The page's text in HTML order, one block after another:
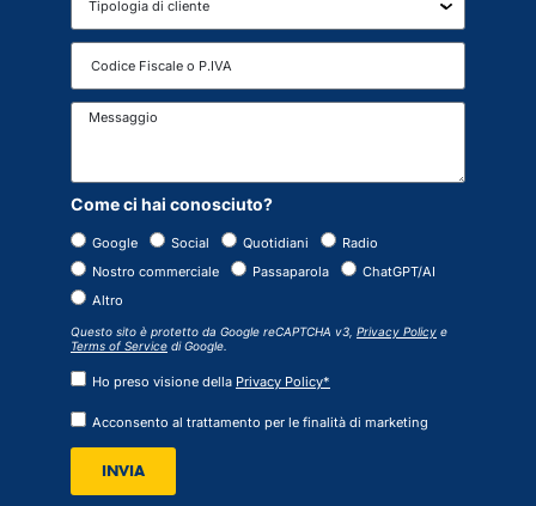
Come ci hai conosciuto?
Google Social Quotidiani
Radio
Nostro commerciale
Passaparola
ChatGPT/AI
Altro
Questo sito è protetto da Google reCAPTCHA v3, Privacy Policy e
Terms of Service di Google.
Ho preso visione della Privacy Policy*
Acconsento al trattamento per le finalità di marketing
INVIA